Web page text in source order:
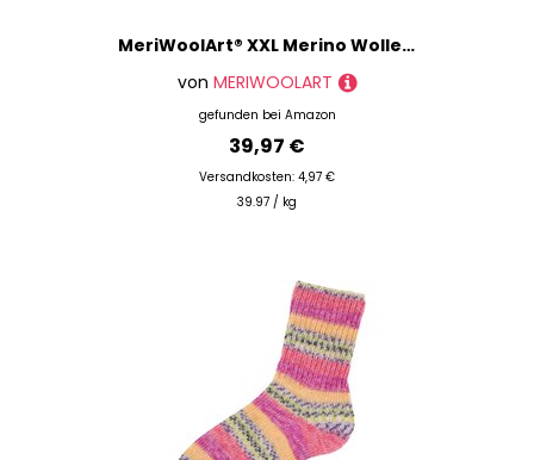
MeriWoolArt® XXL Merino Wolle Garn 100% Schurwolle (4-5cm Stärke), Extra Dicke Filzwolle für Trocken- & Nassfilzen, Armstricken, DIY Decke für Baby & Erwachsene – Türkismelange, 1kg
von MERIWOOLART
gefunden bei Amazon
39,97 €
Versandkosten: 4,97 €
39.97 / kg